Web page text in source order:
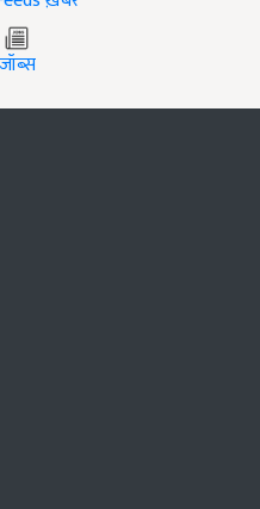
जॉब्स